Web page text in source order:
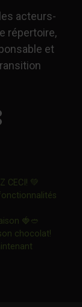
acteurs-
répertoire,
et
dans
Partager
CECI! 💚
une nouvelle
🍓🥙
chocolat!Ce lien
fenêtre"
une nouvelle